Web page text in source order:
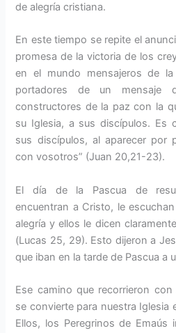
de alegría cristiana.
En este tiempo se repite el
promesa de la victoria de los
en el mundo mensajeros de
portadores de un
constructores de la paz con la
su Iglesia, a sus discípulos. Es
sus discípulos, al aparecer por
con vosotros” (Juan 20,21-23).
El día de la Pascua de
encuentran a Cristo, le
alegría y ellos le dicen
(Lucas 25, 29). Esto dijeron a
que iban en la tarde de Pascua a
Ese camino que recorrieron
se convierte para nuestra Iglesia
Ellos, los Peregrinos de Emaús